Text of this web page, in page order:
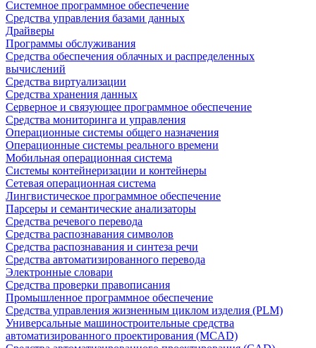
Системное программное обеспечение
Средства управления базами данных
Драйверы
Программы обслуживания
Средства обеспечения облачных и распределенных
вычислений
Средства виртуализации
Средства хранения данных
Серверное и связующее программное обеспечение
Средства мониторинга и управления
Операционные системы общего назначения
Операционные системы реального времени
Мобильная операционная система
Системы контейнеризации и контейнеры
Сетевая операционная система
Лингвистическое программное обеспечение
Парсеры и семантические анализаторы
Средства речевого перевода
Средства распознавания символов
Средства распознавания и синтеза речи
Средства автоматизированного перевода
Электронные словари
Средства проверки правописания
Промышленное программное обеспечение
Средства управления жизненным циклом изделия (PLM)
Универсальные машиностроительные средства
автоматизированного проектирования (MCAD)